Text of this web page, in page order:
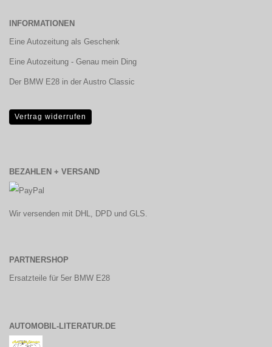
INFORMATIONEN
Eine Autozeitung als Geschenk
Eine Autozeitung - Genau mein Ding
Der BMW E28 in der Austro Classic
Vertrag widerrufen
BEZAHLEN + VERSAND
Wir versenden mit DHL, DPD und GLS.
PARTNERSHOP
Ersatzteile für 5er BMW E28
AUTOMOBIL-LITERATUR.DE